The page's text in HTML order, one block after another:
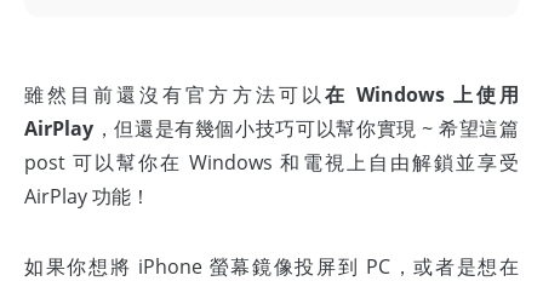
雖然目前還沒有官方方法可以在 Windows 上使用
AirPlay ，但還是有幾個小技巧可以幫你實現 ~ 希望這篇
post 可以幫你在 Windows 和電視上自由解鎖並享受
AirPlay 功能！
如果你想將 iPhone 螢幕鏡像投屏到 PC，或者是想在